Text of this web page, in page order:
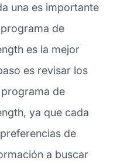
una es importante
de
es la mejor
es revisar los
de
ya que cada
de
a buscar